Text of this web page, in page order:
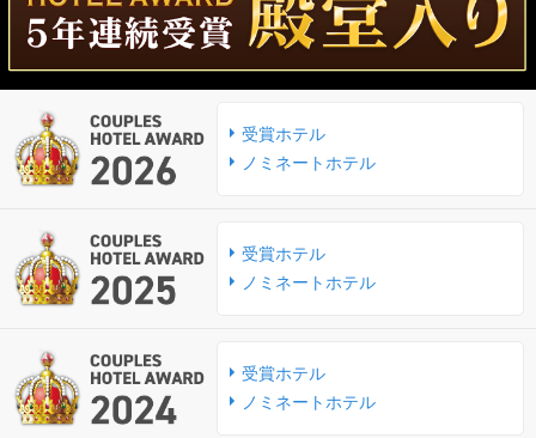
受賞ホテル
ノミネートホテル
受賞ホテル
ノミネートホテル
受賞ホテル
ノミネートホテル